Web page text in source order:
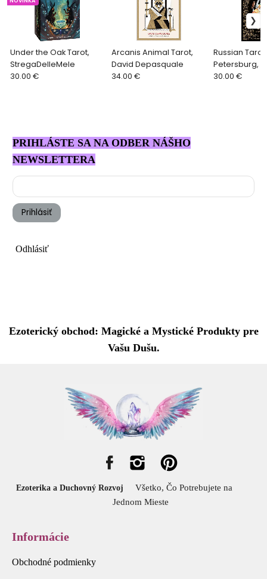
Under the Oak Tarot,
StregaDelleMele
30.00 €
Arcanis Animal Tarot,
David Depasquale
34.00 €
Russian Tarot
Petersburg,
30.00 €
PRIHLÁSTE SA NA ODBER NÁŠHO
NEWSLETTERA
Prihlásiť
Odhlásiť
Ezoterický obchod: Magické a Mystické Produkty pre
Vašu Dušu.
Ezoterika a Duchovný Rozvoj
Všetko, Čo Potrebujete na
Jednom Mieste
Informácie
Obchodné podmienky